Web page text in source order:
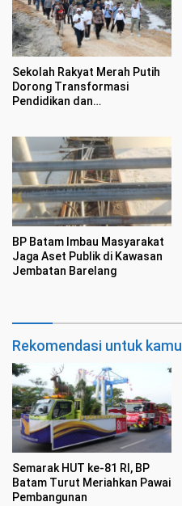
Sekolah Rakyat Merah Putih
Dorong Transformasi
Pendidikan dan
BP Batam Imbau Masyarakat
Jaga Aset Publik di Kawasan
Jembatan Barelang
Rekomendasi untuk kamu
Semarak HUT ke-81 RI, BP
Batam Turut Meriahkan Pawai
Pembangunan